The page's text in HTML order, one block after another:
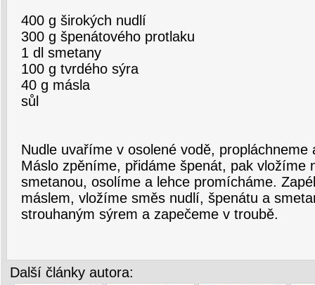
400 g širokých nudlí
300 g špenátového protlaku
1 dl smetany
100 g tvrdého sýra
40 g másla
sůl
Nudle uvaříme v osolené vodě, propláchneme
Máslo zpěníme, přidáme špenát, pak vložíme
smetanou, osolíme a lehce promícháme.
máslem, vložíme směs nudlí, špenátu a
strouhaným sýrem a zapečeme v troubě.
Další články autora: